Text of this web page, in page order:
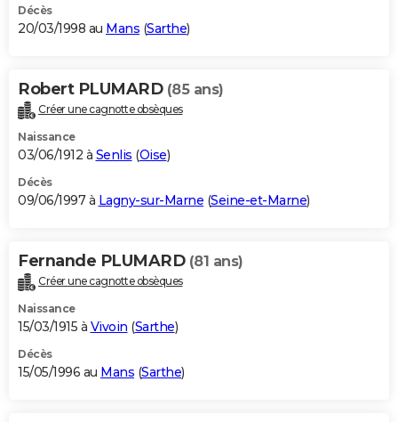
Décès
20/03/1998 au Mans (Sarthe)
Robert PLUMARD (85 ans)
Créer une cagnotte obsèques
Naissance
03/06/1912 à Senlis (Oise)
Décès
09/06/1997 à Lagny-sur-Marne (Seine-et-Marne)
Fernande PLUMARD (81 ans)
Créer une cagnotte obsèques
Naissance
15/03/1915 à Vivoin (Sarthe)
Décès
15/05/1996 au Mans (Sarthe)